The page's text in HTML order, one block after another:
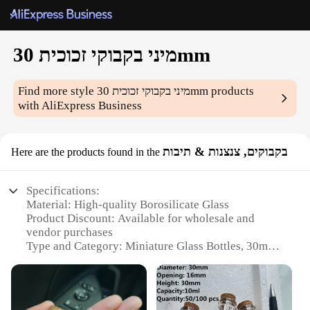
מיני בקבוקי זכוכית 30mm
Find more style מיני בקבוקי זכוכית 30mm products
with AliExpress Business
Here are the products found in the בקבוקים, צנצנות & תיבות
Specifications:
Material: High-quality Borosilicate Glass
Product Discount: Available for wholesale and
vendor purchases
Type and Category: Miniature Glass Bottles, 30mm
Design and Style: Clear and elegant, perfect for
various crafting projects
Usage and Purpose: Ideal for jewelry making, DIY